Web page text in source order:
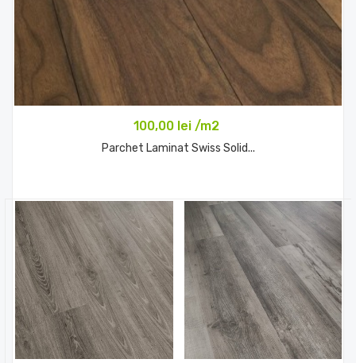
100,00 lei /m2
Parchet Laminat Swiss Solid...